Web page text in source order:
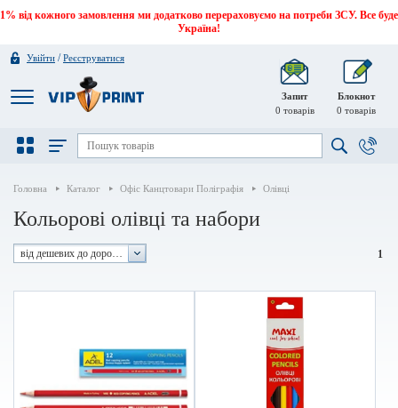
1% від кожного замовлення ми додатково перераховуємо на потреби ЗСУ. Все буде
Україна!
Увійти /Реєструватися
Запит
0 товарів
Блокнот
0 товарів
Головна Каталог Офіс Канцтовари Поліграфія Олівці
Кольорові олівці та набори
від дешевих до дорогих 1